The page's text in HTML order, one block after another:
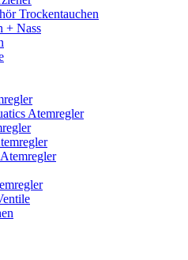
Trockentauchen
+ Nass
Atemregler